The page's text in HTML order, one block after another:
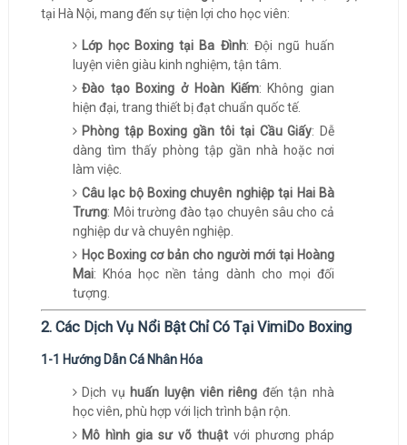
tại Hà Nội, mang đến sự tiện lợi cho học viên:
Lớp học Boxing tại Ba Đình: Đội ngũ huấn
luyện viên giàu kinh nghiệm, tận tâm.
Đào tạo Boxing ở Hoàn Kiếm: Không gian
hiện đại, trang thiết bị đạt chuẩn quốc tế.
Phòng tập Boxing gần tôi tại Cầu Giấy: Dễ
dàng tìm thấy phòng tập gần nhà hoặc nơi
làm việc.
Câu lạc bộ Boxing chuyên nghiệp tại Hai Bà
Trưng: Môi trường đào tạo chuyên sâu cho cả
nghiệp dư và chuyên nghiệp.
Học Boxing cơ bản cho người mới tại Hoàng
Mai: Khóa học nền tảng dành cho mọi đối
tượng.
2. Các Dịch Vụ Nổi Bật Chỉ Có Tại VimiDo Boxing
1-1 Hướng Dẫn Cá Nhân Hóa
Dịch vụ huấn luyện viên riêng đến tận nhà
học viên, phù hợp với lịch trình bận rộn.
Mô hình gia sư võ thuật với phương pháp